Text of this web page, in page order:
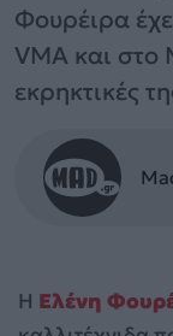
Φουρέιρα
VMA και στο
εκρηκτικές
Η Ελένη